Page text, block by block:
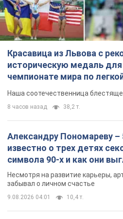
Красавица из Львова с
историческую медаль
чемпионате мира по
Видео
Наша соотечественница
8 часов назад 38,2 т.
Александру Пономареву –
известно о трех детях
символа 90-х и как они
Несмотря на развитие карьеры,
забывал о личном счастье
9.08.2026 04:01 10,4 т.